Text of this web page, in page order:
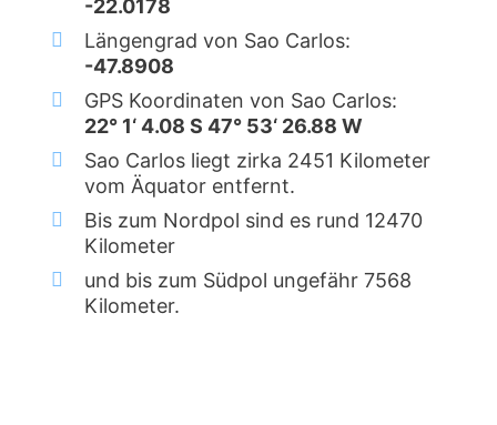
-22.0178
Längengrad von Sao Carlos:
-47.8908
GPS Koordinaten von Sao Carlos:
22° 1‘ 4.08 S 47° 53‘ 26.88 W
Sao Carlos liegt zirka 2451 Kilometer
vom Äquator entfernt.
Bis zum Nordpol sind es rund 12470
Kilometer
und bis zum Südpol ungefähr 7568
Kilometer.